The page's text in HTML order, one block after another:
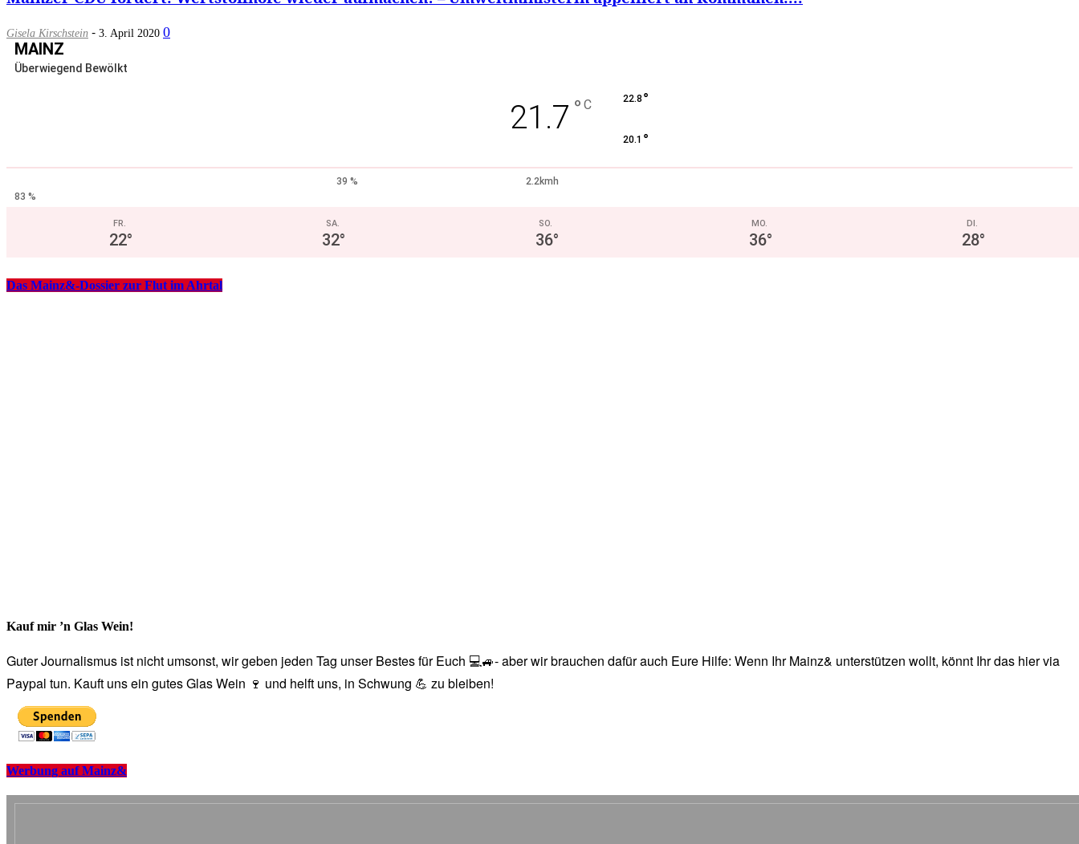
Gisela Kirschstein - 3. April 2020 0
MAINZ
Überwiegend Bewölkt
21.7 ° C 22.8 °
20.1 °
39 %
2.2kmh
83 %
FR.
22°
SA.
32°
SO.
36°
MO.
36°
DI.
28°
Das Mainz&-Dossier zur Flut im Ahrtal
Kauf mir ’n Glas Wein!
Guter Journalismus ist nicht umsonst, wir geben jeden Tag unser Bestes für Euch 💻🚙- aber wir brauchen dafür auch Eure Hilfe: Wenn Ihr Mainz& unterstützen wollt, könnt Ihr das hier via
Paypal tun. Kauft uns ein gutes Glas Wein 🍷 und helft uns, in Schwung 💪 zu bleiben!
Werbung auf Mainz&